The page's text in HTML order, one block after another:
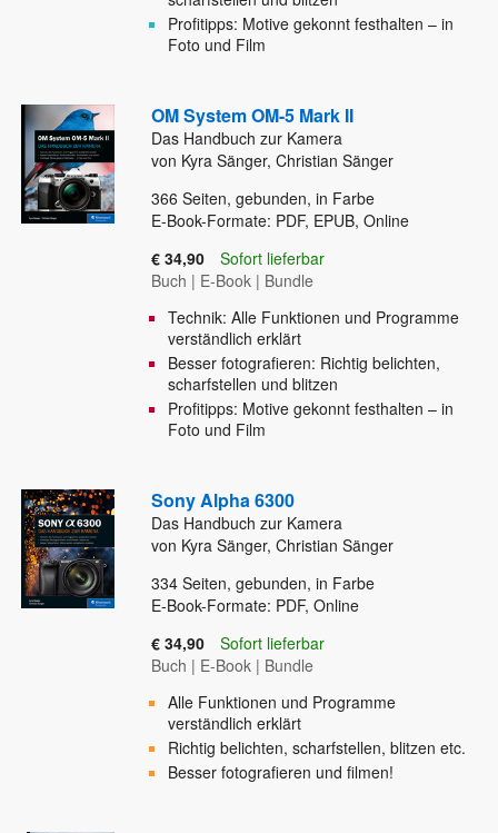
Profitipps: Motive gekonnt festhalten – in
Foto und Film
OM System OM-5 Mark II
Das Handbuch zur Kamera
von Kyra Sänger, Christian Sänger
366 Seiten, gebunden, in Farbe
E-Book-Formate: PDF, EPUB, Online
€ 34,90
Sofort lieferbar
Buch | E-Book | Bundle
Technik: Alle Funktionen und Programme
verständlich erklärt
Besser fotografieren: Richtig belichten,
scharfstellen und blitzen
Profitipps: Motive gekonnt festhalten – in
Foto und Film
Sony Alpha 6300
Das Handbuch zur Kamera
von Kyra Sänger, Christian Sänger
334 Seiten, gebunden, in Farbe
E-Book-Formate: PDF, Online
€ 34,90
Sofort lieferbar
Buch | E-Book | Bundle
Alle Funktionen und Programme
verständlich erklärt
Richtig belichten, scharfstellen, blitzen etc.
Besser fotografieren und filmen!